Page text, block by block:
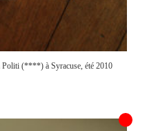
(****) à Syracuse, été 2010